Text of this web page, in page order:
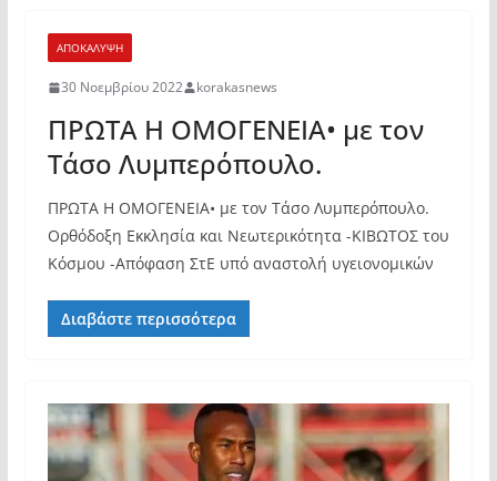
ΑΠΟΚΑΛΥΨΗ
30 Νοεμβρίου 2022 korakasnews
ΠΡΩΤΑ Η ΟΜΟΓΕΝΕΙΑ• με τον
Τάσο Λυμπερόπουλο.
ΠΡΩΤΑ Η ΟΜΟΓΕΝΕΙΑ• με τον Τάσο Λυμπερόπουλο.
Ορθόδοξη Εκκλησία και Νεωτερικότητα -ΚΙΒΩΤΟΣ του
Κόσμου -Απόφαση ΣτΕ υπό αναστολή υγειονομικών
Διαβάστε περισσότερα